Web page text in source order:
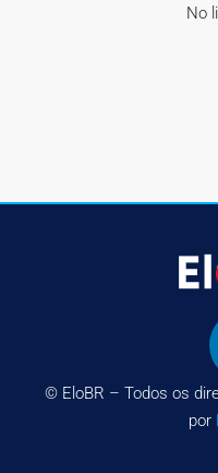
No
© EloBR – Todos os
por